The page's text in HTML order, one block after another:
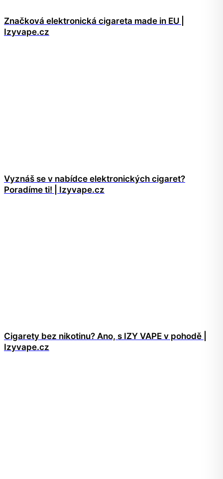
Značková elektronická cigareta made in EU |
Izyvape.cz
Vyznáš se v nabídce elektronických cigaret?
Poradíme ti! | Izyvape.cz
Cigarety bez nikotinu? Ano, s IZY VAPE v pohodě |
Izyvape.cz